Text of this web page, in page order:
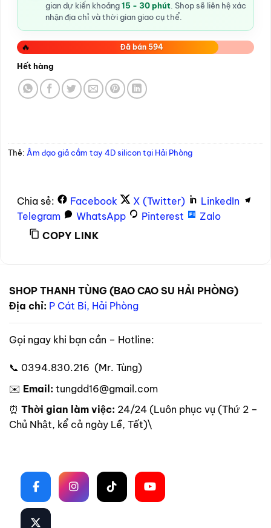
gian dự kiến khoảng15 - 30 phút. Shop sẽ liên hệ xác
nhận địa chỉ và thời gian giao cụ thể.
🔥 Đã bán 594
Hết hàng
Thẻ: Âm đạo giả cầm tay 4D silicon tại Hải Phòng
Chia sẻ: Facebook X (Twitter)
LinkedIn
Telegram
WhatsApp Pinterest
Zalo
COPY LINK
SHOP THANH TÙNG (BAO CAO SU HẢI PHÒNG)
Địa chỉ: P Cát Bi, Hải Phòng
Gọi ngay khi bạn cần – Hotline:
📞 0394.830.216 (Mr. Tùng)
✉️ Email: tungdd16@gmail.com
⏰ Thời gian làm việc: 24/24 (Luôn phục vụ (Thứ 2 –
Chủ Nhật, kể cả ngày Lễ, Tết)\